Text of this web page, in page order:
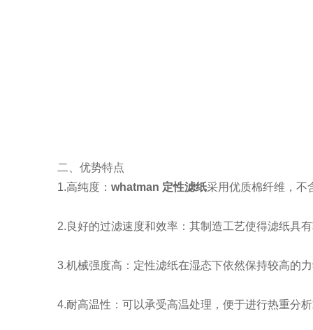
二、优势特点
1.高纯度： whatman 定性滤纸采用优质棉纤维，不
2.良好的过滤速度和效率：其制造工艺使得滤纸具有
3.机械强度高：定性滤纸在湿态下依然保持较高的力
4.耐高温性：可以承受高温处理，便于进行热重分析